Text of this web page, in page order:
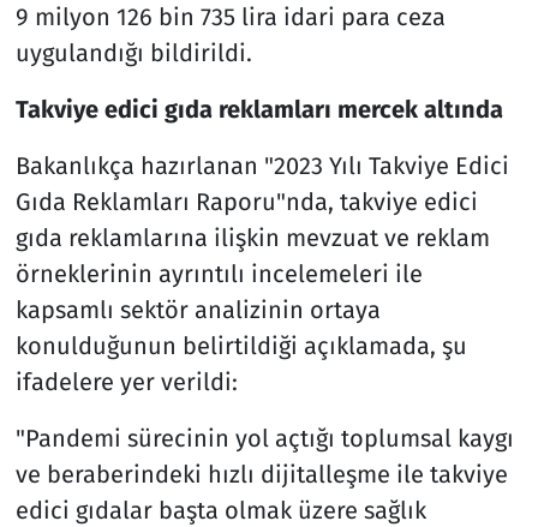
9 milyon 126 bin 735 lira idari para ceza
uygulandığı bildirildi.
Takviye edici gıda reklamları mercek altında
Bakanlıkça hazırlanan "2023 Yılı Takviye Edici
Gıda Reklamları Raporu"nda, takviye edici
gıda reklamlarına ilişkin mevzuat ve reklam
örneklerinin ayrıntılı incelemeleri ile
kapsamlı sektör analizinin ortaya
konulduğunun belirtildiği açıklamada, şu
ifadelere yer verildi:
"Pandemi sürecinin yol açtığı toplumsal kaygı
ve beraberindeki hızlı dijitalleşme ile takviye
edici gıdalar başta olmak üzere sağlık